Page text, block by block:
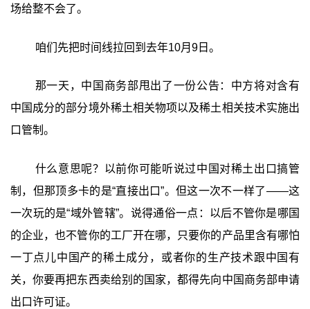
场给整不会了。
咱们先把时间线拉回到去年10月9日。
那一天，中国商务部甩出了一份公告：中方将对含有
中国成分的部分境外稀土相关物项以及稀土相关技术实施出
口管制。
什么意思呢？以前你可能听说过中国对稀土出口搞管
制，但那顶多卡的是“直接出口”。但这一次不一样了——这
一次玩的是“域外管辖”。说得通俗一点：以后不管你是哪国
的企业，也不管你的工厂开在哪，只要你的产品里含有哪怕
一丁点儿中国产的稀土成分，或者你的生产技术跟中国有
关，你要再把东西卖给别的国家，都得先向中国商务部申请
出口许可证。